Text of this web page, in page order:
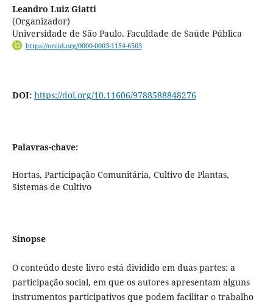
Leandro Luiz Giatti
(Organizador)
Universidade de São Paulo. Faculdade de Saúde Pública
https://orcid.org/0000-0003-1154-6503
DOI: https://doi.org/10.11606/9788588848276
Palavras-chave:
Hortas, Participação Comunitária, Cultivo de Plantas,
Sistemas de Cultivo
Sinopse
O conteúdo deste livro está dividido em duas partes: a
participação social, em que os autores apresentam alguns
instrumentos participativos que podem facilitar o trabalho